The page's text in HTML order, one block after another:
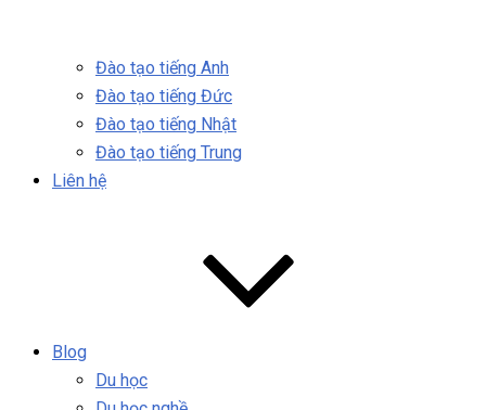
Đào tạo tiếng Anh
Đào tạo tiếng Đức
Đào tạo tiếng Nhật
Đào tạo tiếng Trung
Liên hệ
Blog
Du học